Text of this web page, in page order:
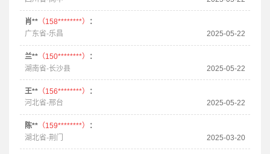
肖**（158********）
：
广东省-乐昌
2025-05-22
兰**（150********）
：
湖南省-长沙县
2025-05-22
王**（156********）
：
河北省-邢台
2025-05-22
陈**（159********）
：
湖北省-荆门
2025-03-20